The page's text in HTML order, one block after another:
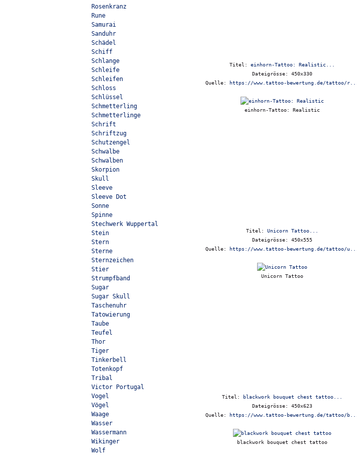
Rosenkranz
Rune
Samurai
Sanduhr
Schädel
Schiff
Schlange
Schleife
Schleifen
Schloss
Schlüssel
Schmetterling
Schmetterlinge
Schrift
Schriftzug
Schutzengel
Schwalbe
Schwalben
Skorpion
Skull
Sleeve
Sleeve Dot
Sonne
Spinne
Stechwerk Wuppertal
Stein
Stern
Sterne
Sternzeichen
Stier
Strumpfband
Sugar
Sugar Skull
Taschenuhr
Tatowierung
Taube
Teufel
Thor
Tiger
Tinkerbell
Totenkopf
Tribal
Victor Portugal
Vogel
Vögel
Waage
Wasser
Wassermann
Wikinger
Wolf
Titel: einhorn-Tattoo: Realistic...
Dateigrösse: 450x330
Quelle: https://www.tattoo-bewertung.de/tattoo/r...
einhorn-Tattoo: Realistic
Titel: Unicorn Tattoo...
Dateigrösse: 450x555
Quelle: https://www.tattoo-bewertung.de/tattoo/u...
Unicorn Tattoo
Titel: blackwork bouquet chest tattoo...
Dateigrösse: 450x623
Quelle: https://www.tattoo-bewertung.de/tattoo/b...
blackwork bouquet chest tattoo